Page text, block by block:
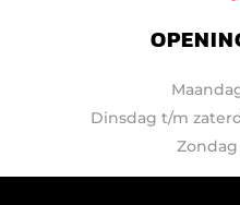
Dinsdag t/m